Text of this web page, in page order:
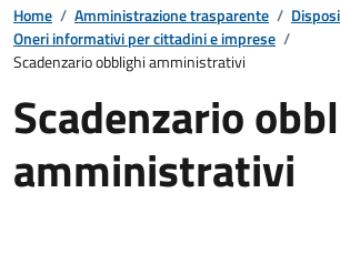
Home / Amministrazione trasparente /
Oneri informativi per cittadini e imprese /
Scadenzario obblighi amministrativi
Scadenzario
amministrativi